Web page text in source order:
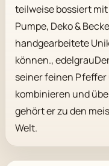
teilweise bossiert
Pumpe, Deko &
handgearbeitete
können.,
seiner feinen
kombinieren und
gehört er zu den
Welt.